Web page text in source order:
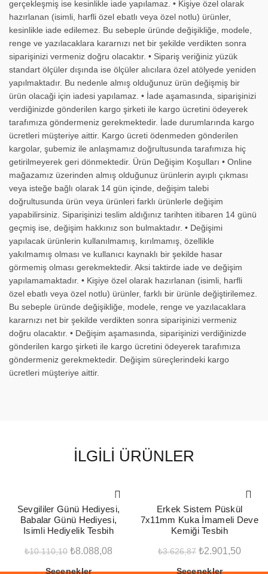
gerçekleşmiş ise kesinlikle iade yapılamaz. • Kişiye özel olarak
hazırlanan (isimli, harfli özel ebatlı veya özel notlu) ürünler,
kesinlikle iade edilemez. Bu sebeple üründe değişikliğe, modele,
renge ve yazılacaklara kararnızı net bir şekilde verdikten sonra
siparişinizi vermeniz doğru olacaktır. • Sipariş veriğiniz yüzük
standart ölçüler dışında ise ölçüler alıcılara özel atölyede yeniden
yapılmaktadır. Bu nedenle almış olduğunuz ürün değişmiş bir
ürün olacaği için iadesi yapılamaz. • İade aşamasında, siparişinizi
verdiğinizde gönderilen kargo şirketi ile kargo ücretini ödeyerek
tarafımıza göndermeniz gerekmektedir. İade durumlarında kargo
ücretleri müşteriye aittir. Kargo ücreti ödenmeden gönderilen
kargolar, şubemiz ile anlaşmamız doğrultusunda tarafımıza hiç
getirilmeyerek geri dönmektedir. Ürün Değişim Koşulları • Online
mağazamız üzerinden almış olduğunuz ürünlerin ayıplı çıkması
veya isteğe bağlı olarak 14 gün içinde, değişim talebi
doğrultusunda ürün veya ürünleri farklı ürünlerle değişim
yapabilirsiniz. Siparişinizi teslim aldığınız tarihten itibaren 14 günü
geçmiş ise, değişim hakkınız son bulmaktadır. • Değişimi
yapılacak ürünlerin kullanılmamış, kırılmamış, özellikle
yakılmamış olması ve kullanıcı kaynaklı bir şekilde hasar
görmemiş olması gerekmektedir. Aksi taktirde iade ve değişim
yapılamamaktadır. • Kişiye özel olarak hazırlanan (isimli, harfli
özel ebatlı veya özel notlu) ürünler, farklı bir ürünle değiştirilemez.
Bu sebeple üründe değişikliğe, modele, renge ve yazılacaklara
kararnızı net bir şekilde verdikten sonra siparişinizi vermeniz
doğru olacaktır. • Değişim aşamasında, siparişinizi verdiğinizde
gönderilen kargo şirketi ile kargo ücretini ödeyerek tarafımıza
göndermeniz gerekmektedir. Değişim süreçlerindeki kargo
ücretleri müşteriye aittir.
İLGILI ÜRÜNLER
Sevgililer Günü Hediyesi,
Babalar Günü Hediyesi,
Isimli Hediyelik Tesbih
₺10.110,10 Orijinal
₺8.088,08
Seçenekler
Erkek Sistem Püskül
7x11mm Kuka İmameli Deve
Kemiği Tesbih
₺3.626,87 Orijinal
₺2.901,50Şu
Seçenekler